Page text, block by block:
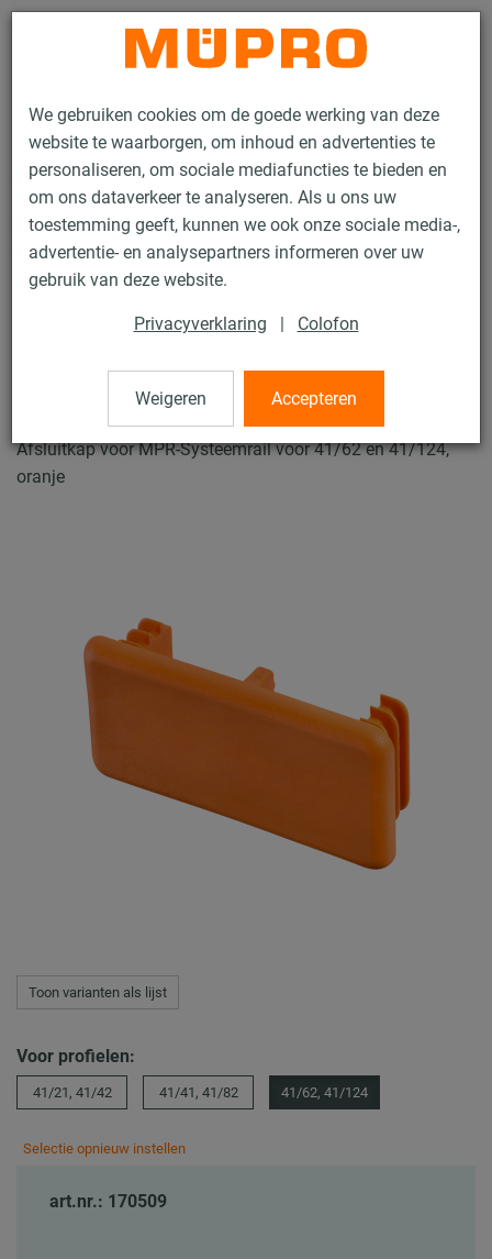
We gebruiken cookies om de goede werking van deze
website te waarborgen, om inhoud en advertenties te
personaliseren, om sociale mediafuncties te bieden en
om ons dataverkeer te analyseren. Als u ons uw
toestemming geeft, kunnen we ook onze sociale media-,
advertentie- en analysepartners informeren over uw
gebruik van deze website.
Privacyverklaring | Colofon
Weigeren Accepteren
Contact
Producten Bevestigingstechniek
Roestvaststaalproducten
RVS-Installatierails
MPR Afsluitkappen
MPR Afsluitkappen
Afsluitkap voor MPR-Systeemrail voor 41/62 en 41/124,
oranje
Toon varianten als lijst
Voor profielen:
41/21, 41/42 41/41, 41/82 41/62, 41/124
Selectie opnieuw instellen
art.nr.: 170509